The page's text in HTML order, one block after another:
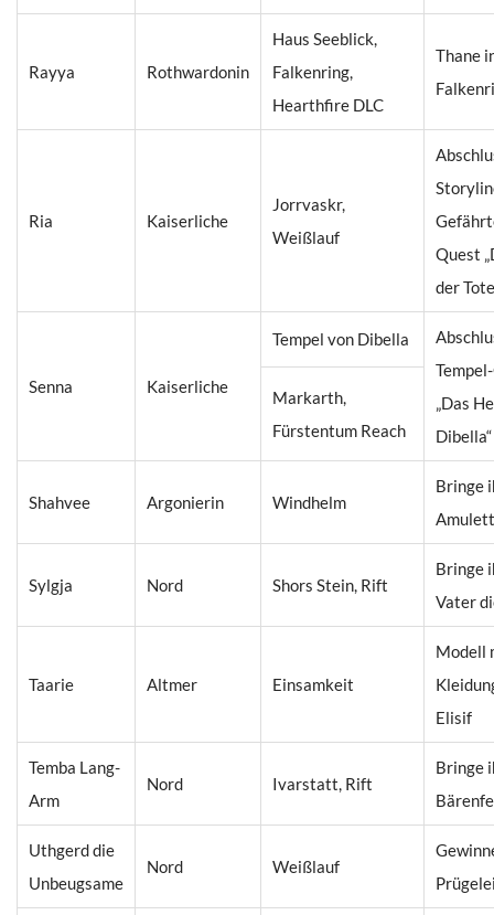
Rayya Rothwardonin
Haus Seeblick,
Falkenring,
Hearthfire DLC
Thane
Ria Kaiserliche
Jorrvaskr,
Weißlauf
Quest
der
Senna Kaiserliche
Tempel von Dibella
„Das
Dibella“
Markarth,
Fürstentum Reach
Shahvee Argonierin Windhelm
Bringe
Amulett
Sylgja Nord Shors Stein, Rift
Bringe
Vater
Taarie Altmer Einsamkeit
Modell
Elisif
Temba Lang-
Arm
Nord Ivarstatt, Rift
Bringe
Uthgerd die
Unbeugsame
Nord Weißlauf